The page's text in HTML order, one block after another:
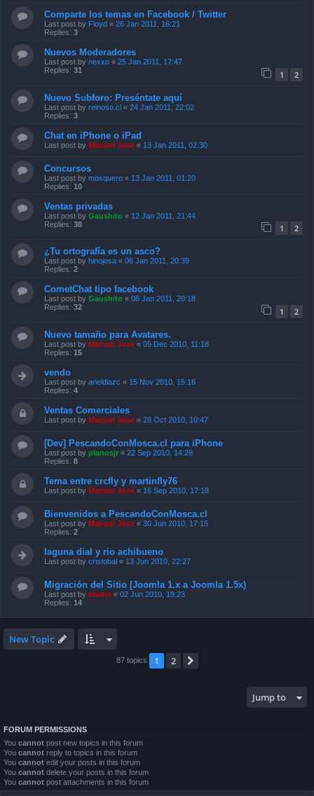
Comparte los temas en Facebook / Twitter
Last post by Floyd « 26 Jan 2011, 16:21
Replies: 3
Nuevos Moderadores
Last post by nexxo « 25 Jan 2011, 17:47
Replies: 31 1 2
Nuevo Subforo: Preséntate aquí
Last post by reinoso.cl « 24 Jan 2011, 22:02
Replies: 3
Chat en iPhone o iPad
Last post by Manuel Jose « 13 Jan 2011, 02:30
Concursos
Last post by mosquero « 13 Jan 2011, 01:20
Replies: 10
Ventas privadas
Last post by Gaushito « 12 Jan 2011, 21:44
Replies: 38 1 2
¿Tu ortografía es un asco?
Last post by hinojosa « 06 Jan 2011, 20:39
Replies: 2
CometChat tipo facebook
Last post by Gaushito « 06 Jan 2011, 20:18
Replies: 32 1 2
Nuevo tamaño para Avatares.
Last post by Manuel Jose « 05 Dec 2010, 11:18
Replies: 15
vendo
Last post by arieldiazc « 15 Nov 2010, 15:16
Replies: 4
Ventas Comerciales
Last post by Manuel Jose « 28 Oct 2010, 10:47
[Dev] PescandoConMosca.cl para iPhone
Last post by planosjr « 22 Sep 2010, 14:28
Replies: 8
Tema entre crcfly y martinfly76
Last post by Manuel Jose « 16 Sep 2010, 17:18
Bienvenidos a PescandoConMosca.cl
Last post by Manuel Jose « 30 Jun 2010, 17:15
Replies: 2
laguna dial y rio achibueno
Last post by cristobal « 13 Jun 2010, 22:27
Migración del Sitio [Joomla 1.x a Joomla 1.5x)
Last post by imatte « 02 Jun 2010, 19:23
Replies: 14
New Topic
87 topics 1 2
Jump to
FORUM PERMISSIONS
You cannot post new topics in this forum
You cannot reply to topics in this forum
You cannot edit your posts in this forum
You cannot delete your posts in this forum
You cannot post attachments in this forum